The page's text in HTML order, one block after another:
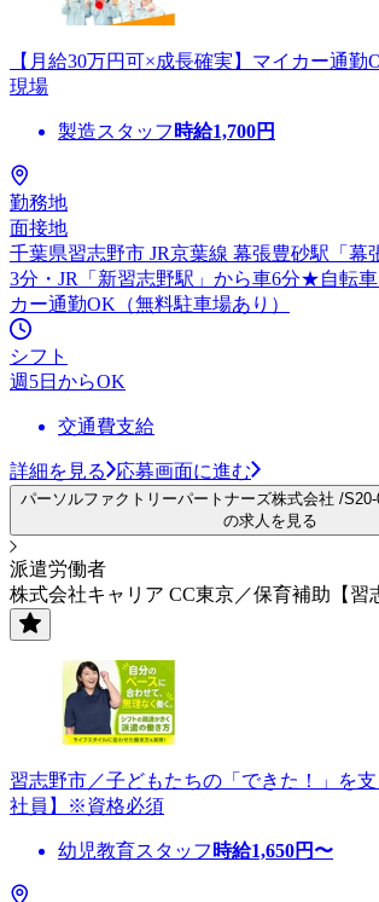
【月給30万円可×成長確実】マイカー通勤
現場
製造スタッフ 時給1,700円
勤務地
面接地
千葉県習志野市 JR京葉線 幕張豊砂駅「幕
3分・JR「新習志野駅」から車6分★自転
カー通勤OK（無料駐車場あり）
シフト
週5日からOK
交通費支給
詳細を見る 応募画面に進む
パーソルファクトリーパートナーズ株式会社 /
の求人を見る
派遣労働者
株式会社キャリア CC東京／保育補助【習
習志野市／子どもたちの「できた！」を
社員】※資格必須
幼児教育スタッフ 時給1,650円〜